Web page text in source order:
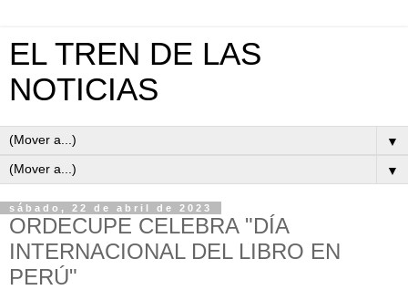
EL TREN DE LAS
NOTICIAS
▼
▼
sábado, 22 de abril de 2023
ORDECUPE CELEBRA "DÍA
INTERNACIONAL DEL LIBRO EN
PERÚ"